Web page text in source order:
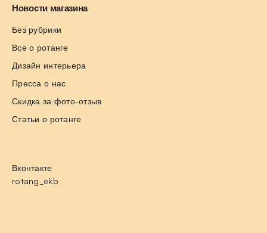
Новости магазина
Без рубрики
Все о ротанге
Дизайн интерьера
Пресса о нас
Скидка за фото-отзыв
Статьи о ротанге
Вконтакте
rotang_ekb